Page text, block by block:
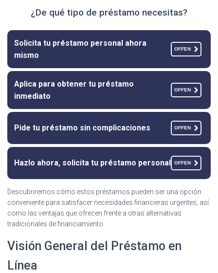
¿De qué tipo de préstamo necesitas?
Solicita tu préstamo personal ahora
mismo
OFFEN
Aplica para obtener tu préstamo
inmediato
OFFEN
Pide tu préstamo sin complicaciones OFFEN
Hazlo ahora, solicita tu préstamo personal OFFEN
Descubriremos cómo estos préstamos pueden ser una opción
conveniente para satisfacer necesidades financieras urgentes, así
como las ventajas que ofrecen frente a otras alternativas
tradicionales de financiamiento.
Visión General del Préstamo en
Línea